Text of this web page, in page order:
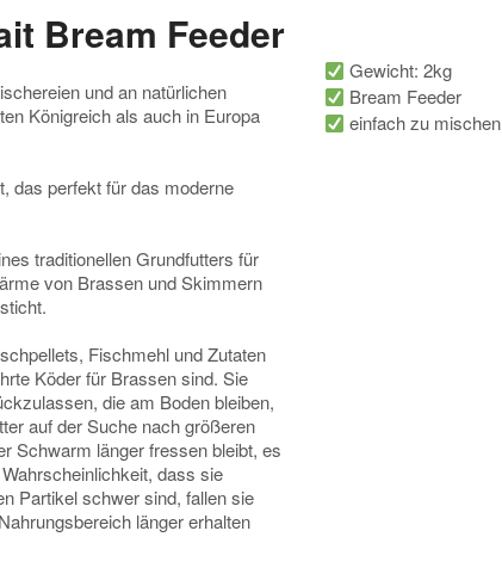
Bream Feeder
und an natürlichen
Königreich als auch in Europa
das perfekt für das moderne
traditionellen Grundfutters für
von Brassen und Skimmern
Fischmehl und Zutaten
Köder für Brassen sind. Sie
die am Boden bleiben,
auf der Suche nach größeren
Schwarm länger fressen bleibt, es
dass sie
Partikel schwer sind, fallen sie
länger erhalten
Gewicht: 2kg
Bream Feeder
einfach zu mischen